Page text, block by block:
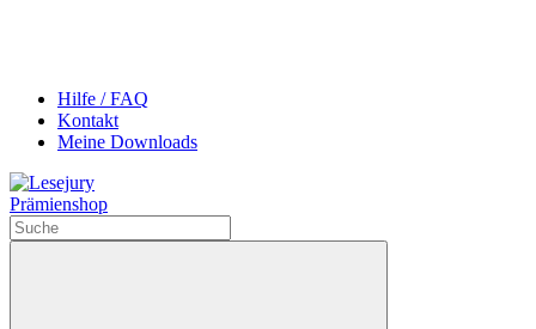
Hilfe / FAQ
Kontakt
Meine Downloads
Prämienshop